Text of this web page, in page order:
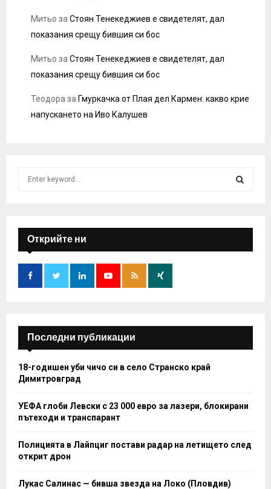
Митьо за Стоян Тенекеджиев е свидетелят, дал
показания срещу бившия си бос
Митьо за Стоян Тенекеджиев е свидетелят, дал
показания срещу бившия си бос
Теодора за Гмуркачка от Плая дел Кармен: какво крие
напускането на Иво Калушев
f
o
:
E
A
H
Открийте ни
Последни публикации
18-годишен уби чичо си в село Странско край
Димитровград
УЕФА глоби Левски с 23 000 евро за лазери, блокирани
пътеходи и транспарант
Полицията в Лайпциг постави радар на летището след
открит дрон
Лукас Салинас — бивша звезда на Локо (Пловдив)